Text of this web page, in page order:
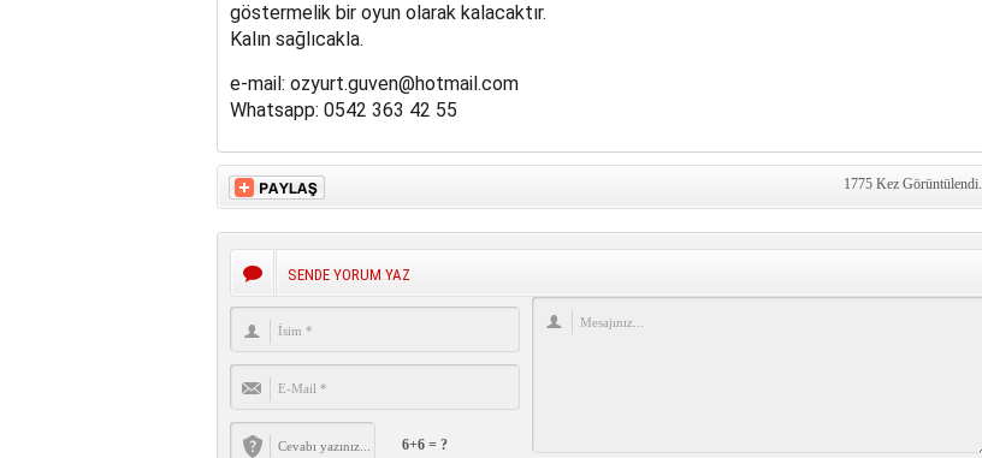
göstermelik bir oyun olarak kalacaktır.
Kalın sağlıcakla.
e-mail: ozyurt.guven@hotmail.com
Whatsapp: 0542 363 42 55
1775 Kez Görüntülendi.
SENDE YORUM YAZ
6+6 = ?